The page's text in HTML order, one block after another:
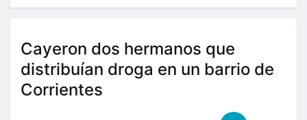
Cayeron dos hermanos que
distribuían droga en un barrio de
Corrientes